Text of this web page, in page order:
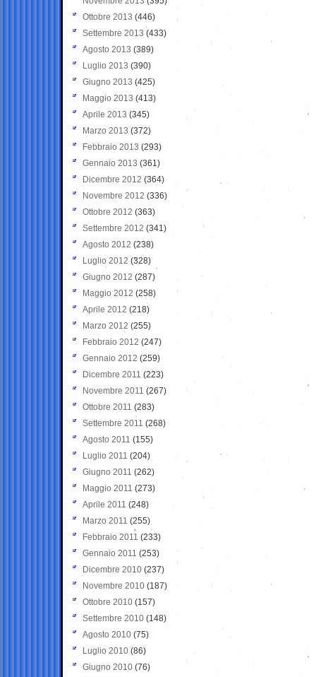
Ottobre 2013 (446)
Settembre 2013 (433)
Agosto 2013 (389)
Luglio 2013 (390)
Giugno 2013 (425)
Maggio 2013 (413)
Aprile 2013 (345)
Marzo 2013 (372)
Febbraio 2013 (293)
Gennaio 2013 (361)
Dicembre 2012 (364)
Novembre 2012 (336)
Ottobre 2012 (363)
Settembre 2012 (341)
Agosto 2012 (238)
Luglio 2012 (328)
Giugno 2012 (287)
Maggio 2012 (258)
Aprile 2012 (218)
Marzo 2012 (255)
Febbraio 2012 (247)
Gennaio 2012 (259)
Dicembre 2011 (223)
Novembre 2011 (267)
Ottobre 2011 (283)
Settembre 2011 (268)
Agosto 2011 (155)
Luglio 2011 (204)
Giugno 2011 (262)
Maggio 2011 (273)
Aprile 2011 (248)
Marzo 2011 (255)
Febbraio 2011 (233)
Gennaio 2011 (253)
Dicembre 2010 (237)
Novembre 2010 (187)
Ottobre 2010 (157)
Settembre 2010 (148)
Agosto 2010 (75)
Luglio 2010 (86)
Giugno 2010 (76)